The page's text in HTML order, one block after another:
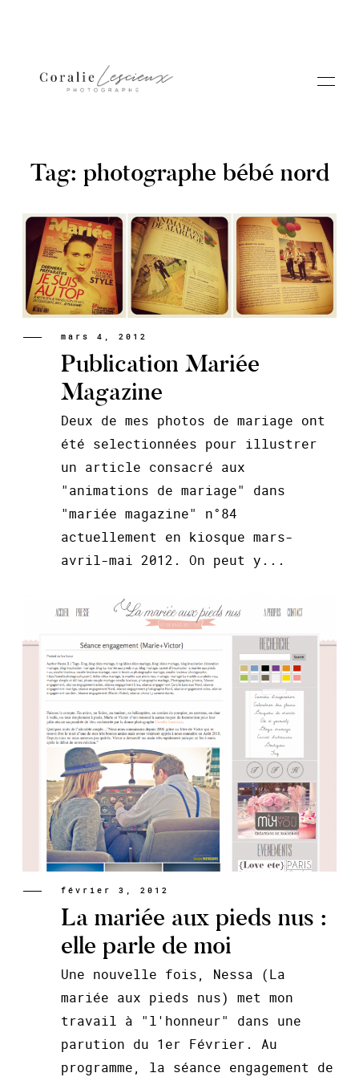
Portfolio
A PROPOS CORALIE
Contact
Tag: photographe bébé nord
mars 4, 2012
Publication Mariée
Magazine
Deux de mes photos de mariage ont
été selectionnées pour illustrer
un article consacré aux
"animations de mariage" dans
"mariée magazine" n°84
actuellement en kiosque mars-
avril-mai 2012. On peut y...
février 3, 2012
La mariée aux pieds nus :
elle parle de moi
Une nouvelle fois, Nessa (La
mariée aux pieds nus) met mon
travail à "l'honneur" dans une
parution du 1er Février. Au
programme, la séance engagement de